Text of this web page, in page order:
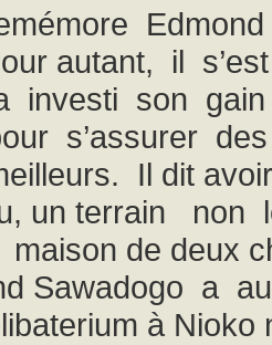
Edmond
autant, il
investi son gain
s’assurer des
Il dit
un terrain non
de deux
Sawadogo a
à Nioko